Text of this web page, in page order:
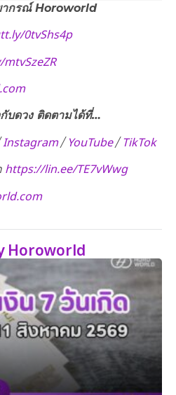
ากรณ์Horoworld
0tvShs4p
บดวง ติดตามได้ที่…
Instagram/ YouTube/ TikTok
https://lin.ee/TE7vWwg
Horoworld